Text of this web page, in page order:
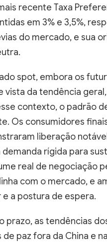
recente Taxa
em 3% e 3,5%,
do mercado, e sua
spot, embora os
vista da tendência
contexto, o padrão
Os consumidores
liberação
rígida para
real de negociação
com o mercado, e
a postura de espera.
prazo, as tendências
paz fora da China e